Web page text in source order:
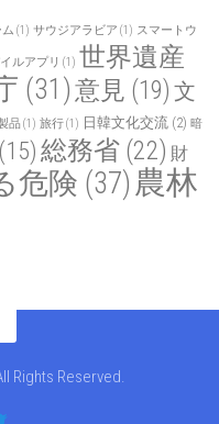
(1) サウジアラビア (1) スマートウ
ルアプリ (1) 世界遺産
(31)意見 (19) 文
品(1) 旅行(1) 日韓文化交流 (2) 暗
(15) 総務省 (22) 財
危険 (37) 農林
Rights Reserved.